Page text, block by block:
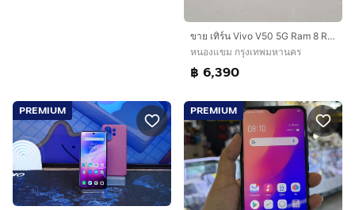
ขาย เทิร์น Vivo V50 5G Ram 8 Rom 256 ศูนย์ไทย สภาพสวย มีตัวเครื่อง และเคส ไม่มีอุปกรณ์อื่น ประกันยาว เพียง 6,390 บาท ครับ
หนองแขม กรุงเทพมหานคร
฿ 6,390
PREMIUM PREMIUM